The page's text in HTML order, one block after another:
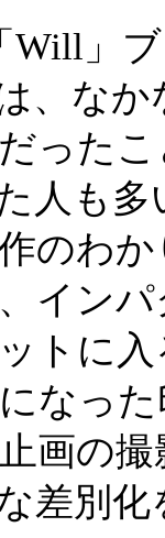
」
、な
った
人も
のわ
イン
トに
なっ
画の
差別